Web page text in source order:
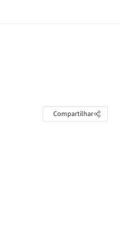
Compartilhar